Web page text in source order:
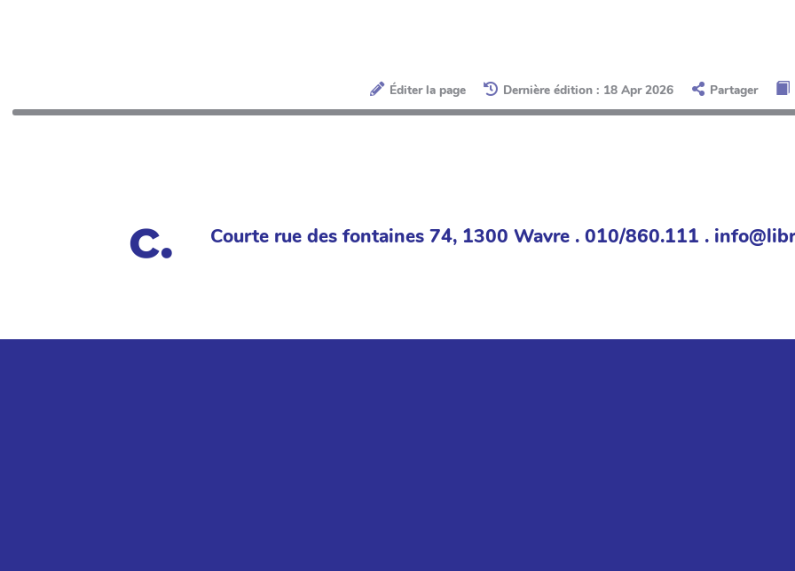
Éditer la page Dernière édition : 18 Apr 2026 Partager
Courte rue des fontaines 74, 1300 Wavre . 010/860.111 .